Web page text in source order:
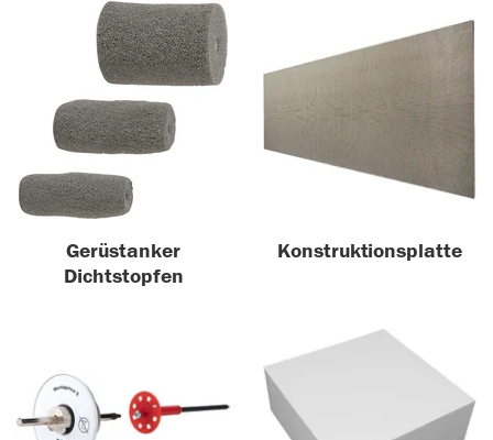
Gerüstanker
Dichtstopfen
Konstruktionsplatte